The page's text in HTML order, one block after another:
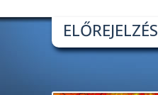
ELŐREJELZÉS